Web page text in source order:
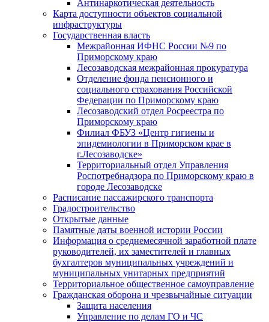
Антинаркотическая деятельность
Карта доступности объектов социальной
инфраструктуры
Государственная власть
Межрайонная ИФНС России №9 по
Приморскому краю
Лесозаводская межрайонная прокуратура
Отделение фонда пенсионного и
социального страхования Российской
Федерации по Приморскому краю
Лесозаводский отдел Росреестра по
Приморскому краю
Филиал ФБУЗ «Центр гигиены и
эпидемиологии в Приморском крае в
г.Лесозаводске»
Территориальный отдел Управления
Роспотребнадзора по Приморскому краю в
городе Лесозаводске
Расписание пассажирского транспорта
Градостроительство
Открытые данные
Памятные даты военной истории России
Информация о среднемесячной заработной плате
руководителей, их заместителей и главных
бухгалтеров муниципальных учреждений и
муниципальных унитарных предприятий
Территориальное общественное самоуправление
Гражданская оборона и чрезвычайные ситуации
Защита населения
Управление по делам ГО и ЧС